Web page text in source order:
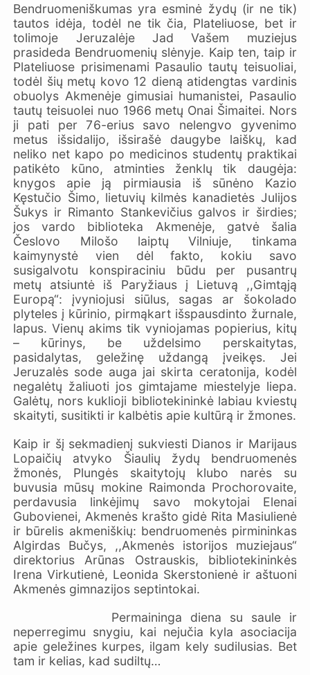
Bendruomeniškumas yra esminė žydų (ir ne tik)
tautos idėja, todėl ne tik čia, Plateliuose, bet ir
tolimoje Jeruzalėje Jad Vašem muziejus
prasideda Bendruomenių slėnyje. Kaip ten, taip ir
Plateliuose prisimenami Pasaulio tautų teisuoliai,
todėl šių metų kovo 12 dieną atidengtas vardinis
obuolys Akmenėje gimusiai humanistei, Pasaulio
tautų teisuolei nuo 1966 metų Onai Šimaitei. Nors
ji pati per 76-erius savo nelengvo gyvenimo
metus išsidalijo, išsirašė daugybe laiškų, kad
neliko net kapo po medicinos studentų praktikai
patikėto kūno, atminties ženklų tik daugėja:
knygos apie ją pirmiausia iš sūnėno Kazio
Kęstučio Šimo, lietuvių kilmės kanadietės Julijos
Šukys ir Rimanto Stankevičius galvos ir širdies;
jos vardo biblioteka Akmenėje, gatvė šalia
Česlovo Milošo laiptų Vilniuje, tinkama
kaimynystė vien dėl fakto, kokiu savo
susigalvotu konspiraciniu būdu per pusantrų
metų atsiuntė iš Paryžiaus į Lietuvą ,,Gimtąją
Europą“: įvyniojusi siūlus, sagas ar šokolado
plyteles į kūrinio, pirmąkart išspausdinto žurnale,
lapus. Vienų akims tik vyniojamas popierius, kitų
– kūrinys, be uždelsimo perskaitytas,
pasidalytas, geležinę uždangą įveikęs. Jei
Jeruzalės sode auga jai skirta ceratonija, kodėl
negalėtų žaliuoti jos gimtajame miestelyje liepa.
Galėtų, nors kuklioji bibliotekininkė labiau kviestų
skaityti, susitikti ir kalbėtis apie kultūrą ir žmones.
Kaip ir šį sekmadienį sukviesti Dianos ir Marijaus
Lopaičių atvyko Šiaulių žydų bendruomenės
žmonės, Plungės skaitytojų klubo narės su
buvusia mūsų mokine Raimonda Prochorovaite,
perdavusia linkėjimų savo mokytojai Elenai
Gubovienei, Akmenės krašto gidė Rita Masiulienė
ir būrelis akmeniškių: bendruomenės pirmininkas
Algirdas Bučys, ,,Akmenės istorijos muziejaus“
direktorius Arūnas Ostrauskis, bibliotekininkės
Irena Virkutienė, Leonida Skerstonienė ir aštuoni
Akmenės gimnazijos septintokai.
Permaininga diena su saule ir
neperregimu snygiu, kai nejučia kyla asociacija
apie geležines kurpes, ilgam kely sudilusias. Bet
tam ir kelias, kad sudiltų…